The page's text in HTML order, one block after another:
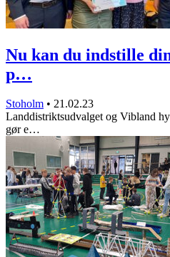
Nu kan du indstille
p…
Stoholm • 21.02.23
Landdistriktsudvalget og Vibland
gør e…